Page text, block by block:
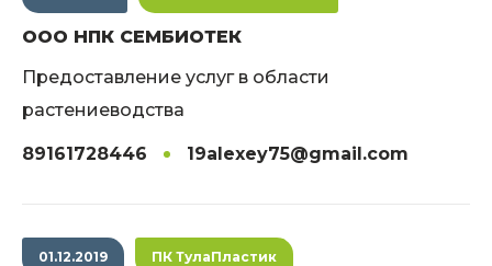
ООО НПК СЕМБИОТЕК
Предоставление услуг в области
растениеводства
89161728446 19alexey75@gmail.com
01.12.2019 ПК ТулаПластик